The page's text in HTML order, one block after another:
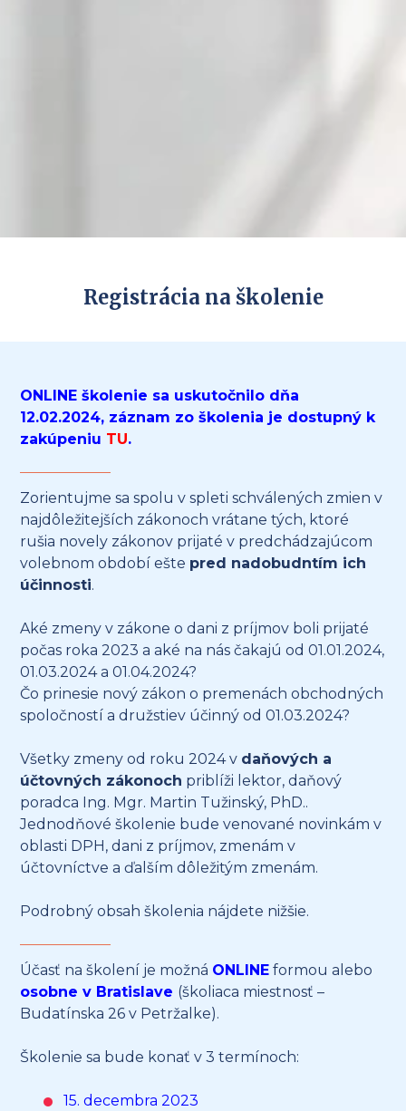
Registrácia na školenie
ONLINE školenie sa uskutočnilo dňa
12.02.2024, záznam zo školenia je dostupný k
zakúpeniu TU.
Zorientujme sa spolu v spleti schválených zmien v
najdôležitejších zákonoch vrátane tých, ktoré
rušia novely zákonov prijaté v predchádzajúcom
volebnom období ešte pred nadobudntím ich
účinnosti.
Aké zmeny v zákone o dani z príjmov boli prijaté
počas roka 2023 a aké na nás čakajú od 01.01.2024,
01.03.2024 a 01.04.2024?
Čo prinesie nový zákon o premenách obchodných
spoločností a družstiev účinný od 01.03.2024?
Všetky zmeny od roku 2024 v daňových a
účtovných zákonoch priblíži lektor, daňový
poradca Ing. Mgr. Martin Tužinský, PhD..
Jednodňové školenie bude venované novinkám v
oblasti DPH, dani z príjmov, zmenám v
účtovníctve a ďalším dôležitým zmenám.
Podrobný obsah školenia nájdete nižšie.
Účasť na školení je možná ONLINE formou alebo
osobne v Bratislave (školiaca miestnosť –
Budatínska 26 v Petržalke).
Školenie sa bude konať v 3 termínoch:
15. decembra 2023